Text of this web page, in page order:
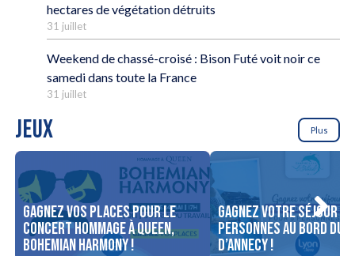
hectares de végétation détruits
31 juillet
Weekend de chassé-croisé : Bison Futé voit noir ce
samedi dans toute la France
31 juillet
JEUX Plus
Gagnez vos places pour le
concert Hommage à Queen,
Bohemian Harmony !
Gagnez votre séjour
personnes au bord du
d’Annecy !